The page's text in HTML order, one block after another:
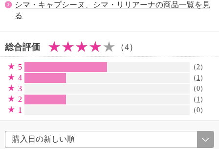
シマ・キャプシーヌ、シマ・リリアーナの商品一覧を見
る
総合評価 （4）
5 （2）
4 （ 1 ）
3 （0）
2 （ 1 ）
1 （0）